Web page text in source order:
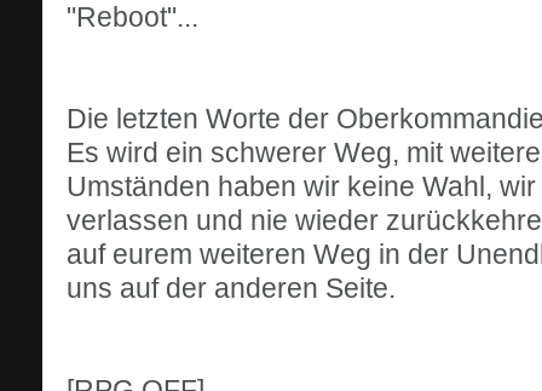
"Reboot"...
Die letzten Worte der
Es wird ein schwerer Weg, mit
Umständen haben wir keine Wahl,
verlassen und nie wieder
auf eurem weiteren Weg in der
uns auf der anderen Seite.